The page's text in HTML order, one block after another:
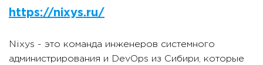
https://nixys.ru/
Nixys - это команда инженеров системного
администрирования и DevOps из Сибири, которые